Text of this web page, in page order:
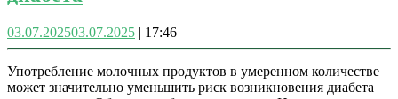
03.07.202503.07.2025 | 17:46
Употребление молочных продуктов в умеренном количестве
может значительно уменьшить риск возникновения диабета